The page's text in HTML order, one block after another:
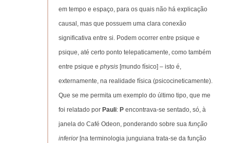
em tempo e espaço, para os quais não há explicação
causal, mas que possuem uma clara conexão
significativa entre si. Podem ocorrer entre psique e
psique, até certo ponto telepaticamente, como também
entre psique e physis [mundo físico] – isto é,
externamente, na realidade física (psicocineticamente).
Que se me permita um exemplo do último tipo, que me
foi relatado por Pauli: P encontrava-se sentado, só, à
janela do Café Odeon, ponderando sobre sua função
inferior[na terminologia junguiana trata-se da função